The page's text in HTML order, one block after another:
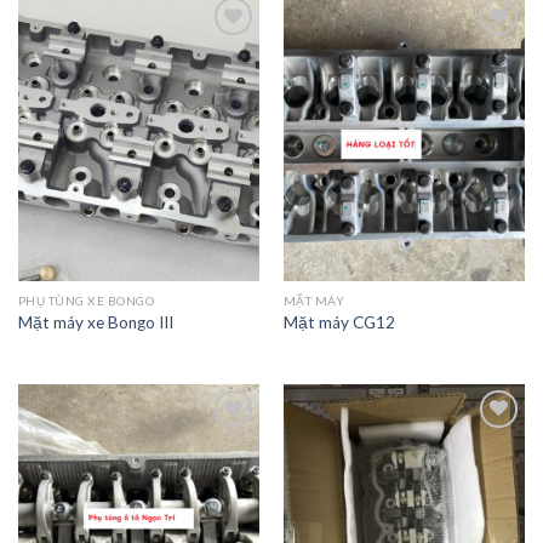
Add to
Wishlist
PHỤ TÙNG XE BONGO
Mặt máy xe Bongo III
Add to
Wishlist
MẶT MÁY
Mặt máy CG12
Add to
Wishlist
Add to
Wishlist